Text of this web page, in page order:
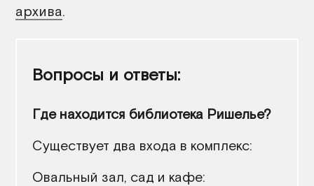
архива.
Где находится библиотека Ришелье?
Существует два входа в комплекс:
Овальный зал, сад и кафе: